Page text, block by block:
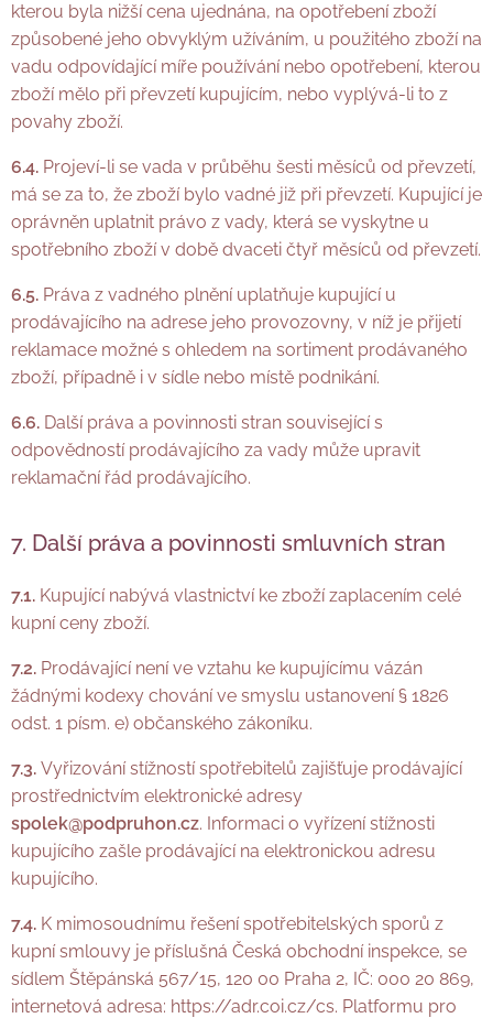
kterou byla nižší cena ujednána, na opotřebení zboží
způsobené jeho obvyklým užíváním, u použitého zboží na
vadu odpovídající míře používání nebo opotřebení, kterou
zboží mělo při převzetí kupujícím, nebo vyplývá-li to z
povahy zboží.
6.4. Projeví-li se vada v průběhu šesti měsíců od převzetí,
má se za to, že zboží bylo vadné již při převzetí. Kupující je
oprávněn uplatnit právo z vady, která se vyskytne u
spotřebního zboží v době dvaceti čtyř měsíců od převzetí.
6.5. Práva z vadného plnění uplatňuje kupující u
prodávajícího na adrese jeho provozovny, v níž je přijetí
reklamace možné s ohledem na sortiment prodávaného
zboží, případně i v sídle nebo místě podnikání.
6.6. Další práva a povinnosti stran související s
odpovědností prodávajícího za vady může upravit
reklamační řád prodávajícího.
7. Další práva a povinnosti smluvních stran
7.1. Kupující nabývá vlastnictví ke zboží zaplacením celé
kupní ceny zboží.
7.2. Prodávající není ve vztahu ke kupujícímu vázán
žádnými kodexy chování ve smyslu ustanovení § 1826
odst. 1 písm. e) občanského zákoníku.
7.3. Vyřizování stížností spotřebitelů zajišťuje prodávající
prostřednictvím elektronické adresy
spolek@podpruhon.cz. Informaci o vyřízení stížnosti
kupujícího zašle prodávající na elektronickou adresu
kupujícího.
7.4. K mimosoudnímu řešení spotřebitelských sporů z
kupní smlouvy je příslušná Česká obchodní inspekce, se
sídlem Štěpánská 567/15, 120 00 Praha 2, IČ: 000 20 869,
internetová adresa: https://adr.coi.cz/cs. Platformu pro